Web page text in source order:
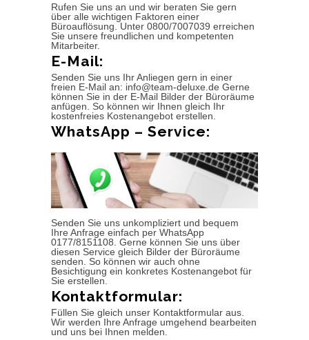
Rufen Sie uns an und wir beraten Sie gern
über alle wichtigen Faktoren einer
Büroauflösung. Unter 0800/7007039 erreichen
Sie unsere freundlichen und kompetenten
Mitarbeiter.
E-Mail:
Senden Sie uns Ihr Anliegen gern in einer
freien E-Mail an: info@team-deluxe.de Gerne
können Sie in der E-Mail Bilder der Büroräume
anfügen. So können wir Ihnen gleich Ihr
kostenfreies Kostenangebot erstellen.
WhatsApp – Service:
Senden Sie uns unkompliziert und bequem
Ihre Anfrage einfach per WhatsApp
0177/8151108. Gerne können Sie uns über
diesen Service gleich Bilder der Büroräume
senden. So können wir auch ohne
Besichtigung ein konkretes Kostenangebot für
Sie erstellen.
Kontaktformular:
Füllen Sie gleich unser Kontaktformular aus.
Wir werden Ihre Anfrage umgehend bearbeiten
und uns bei Ihnen melden.